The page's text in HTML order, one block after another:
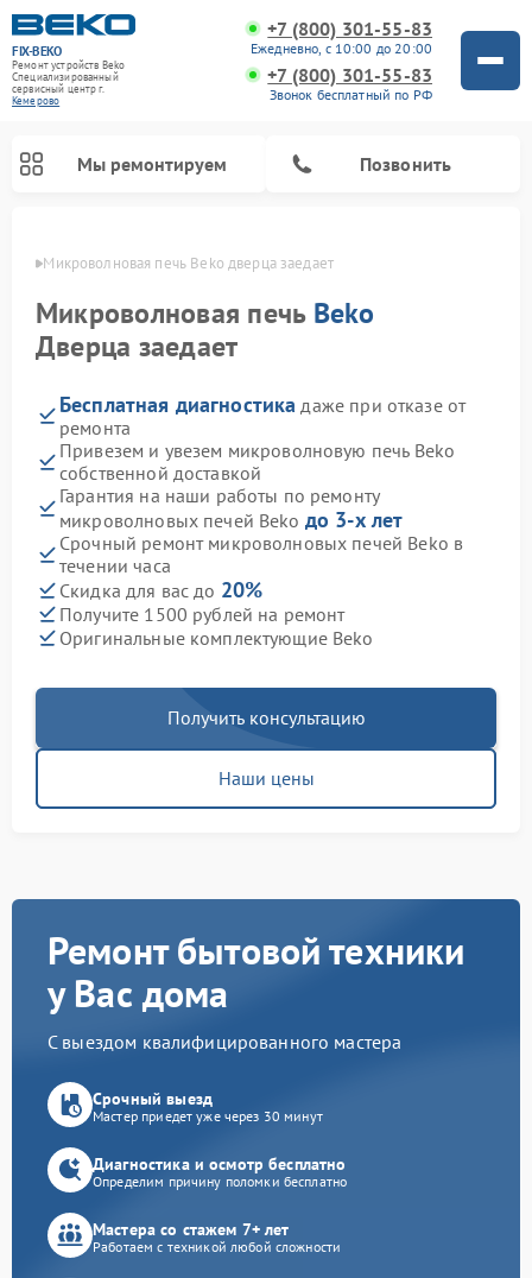
FIX-BEKO
Ремонт устройств Beko
Специализированный
cервисный центр г.
Кемерово
+7 (800) 301-55-83
Ежедневно, с 10:00 до 20:00
+7 (800) 301-55-83
Звонок бесплатный по РФ
Мы ремонтируем Позвонить
Микроволновая печь Beko дверца заедает
Микроволновая печь Beko
Дверца заедает
Бесплатная диагностика даже при отказе от
ремонта
Привезем и увезем микроволновую печь Beko
собственной доставкой
Гарантия на наши работы по ремонту
микроволновых печей Beko до 3-х лет
Срочный ремонт микроволновых печей Beko в
течении часа
Скидка для вас до 20%
Получите 1500 рублей на ремонт
Оригинальные комплектующие Beko
Получить консультацию
Наши цены
Ремонт бытовой техники
у Вас дома
С выездом квалифицированного мастера
Срочный выезд
Мастер приедет уже через 30 минут
Диагностика и осмотр бесплатно
Определим причину поломки бесплатно
Мастера со стажем 7+ лет
Работаем с техникой любой сложности